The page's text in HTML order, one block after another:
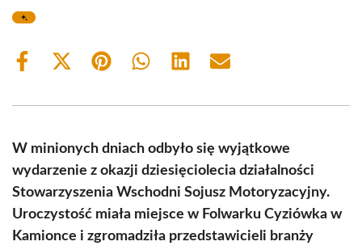
Share
Share
(Twitter)
Share Share Share Share
W minionych dniach odbyło się wyjątkowe
wydarzenie z okazji dziesięciolecia działalności
Stowarzyszenia Wschodni Sojusz Motoryzacyjny.
Uroczystość miała miejsce w Folwarku Cyziówka w
Kamionce i zgromadziła przedstawicieli branży